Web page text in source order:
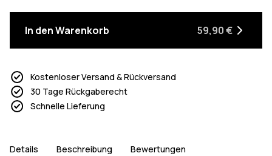
In den Warenkorb 59,90 €
Kostenloser Versand & Rückversand
30 Tage Rückgaberecht
Schnelle Lieferung
Details Beschreibung Bewertungen